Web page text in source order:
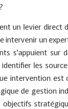
un levier direct
intervenir un
s'appuient sur
les
intervention
de gestion
objectifs